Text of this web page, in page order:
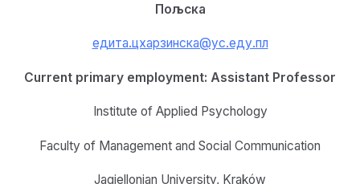
Пољска
едита.цхарзинска@ус.еду.пл
Current primary employment: Assistant Professor
Institute of Applied Psychology
Faculty of Management and Social Communication
Jagiellonian University, Kraków